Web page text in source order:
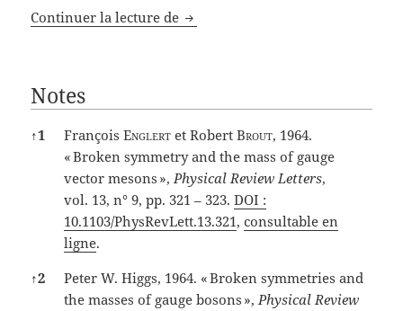
Continuer la lecture de Un éloge du temps long
Notes
Notes
↑1 FrançoisEnglert et RobertBrout, 1964.
« Broken symmetry and the mass of gauge
vector mesons »,Physical Review Letters,
vol. 13, n° 9,‎ pp. 321 – 323.DOI :
10.1103/PhysRevLett.13.321,consultable en
ligne.
↑2
Peter W. Higgs, 1964. « Broken symmetries and
the masses of gauge bosons »,Physical Review